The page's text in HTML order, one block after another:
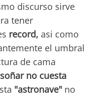
discurso sirve
tener
record, asi como
el umbral
de cama
soñar no cuesta
"astronave" no